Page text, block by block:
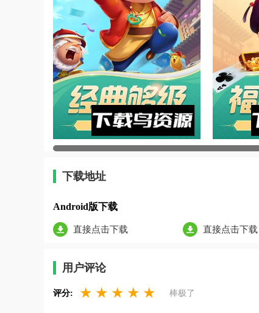
下载地址
Android版下载
直接点击下载 直接点击下载
用户评论
评分: ★ ★ ★ ★ ★ 棒极了